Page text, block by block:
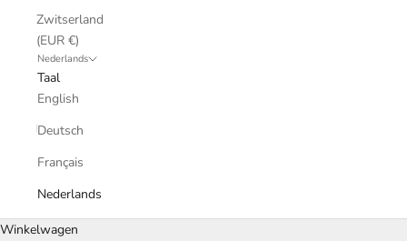
Zwitserland
(EUR €)
Nederlands
Taal
English
Deutsch
Français
Nederlands
Winkelwagen